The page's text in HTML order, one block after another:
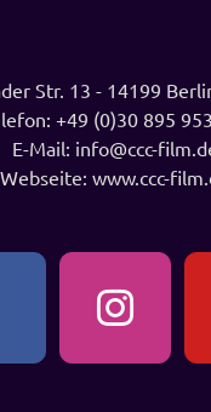
Str. 13 - 14199
+49 (0)30 895
E-Mail: info@ccc-
Webseite: www.ccc-